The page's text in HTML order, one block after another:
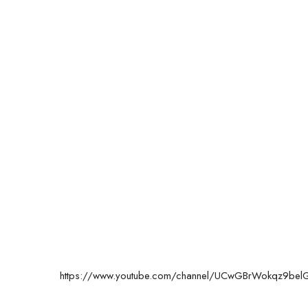
https://www.youtube.com/channel/